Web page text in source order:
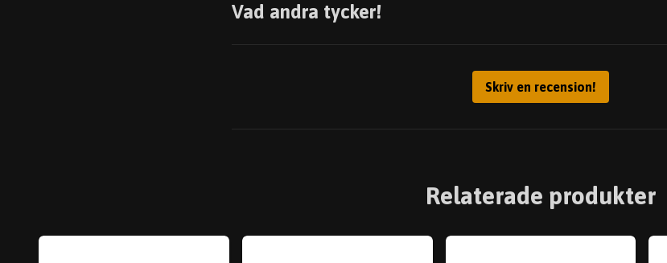
Vad andra tycker!
Skriv en recension!
Relaterade produkter